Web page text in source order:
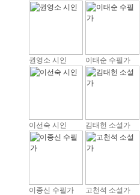
권영소 시인 이태순 수필가
이선숙 시인 김태헌 소설가
이종신 수필가 고천석 소설가